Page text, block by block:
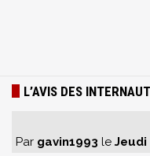
L’AVIS DES
Par gavin1993 le Jeudi